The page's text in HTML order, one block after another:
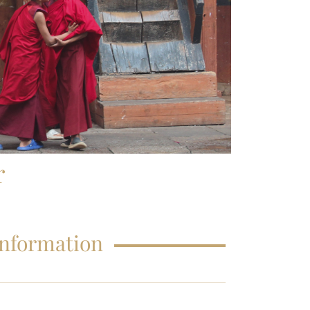
FAQS – EDUCATIONS